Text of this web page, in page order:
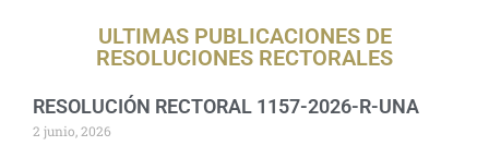
ULTIMAS PUBLICACIONES DE
RESOLUCIONES RECTORALES
RESOLUCIÓN RECTORAL 1157-2026-R-UNA
2 junio, 2026